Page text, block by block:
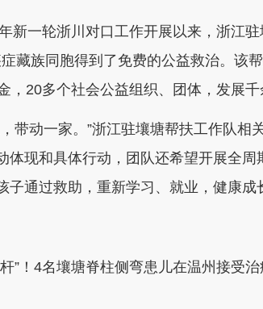
一轮浙川对口工作开展以来，浙江驻
藏族同胞得到了免费的公益救治。该
，20多个社会公益组织、团体，发展千
动一家。”浙江驻壤塘帮扶工作队相
体现和具体行动，团队还希望开展全
通过救助，重新学习、就业，健康成
！4名壤塘脊柱侧弯患儿在温州接受治